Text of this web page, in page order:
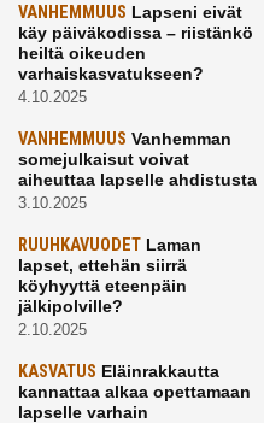
VANHEMMUUS Lapseni eivät
käy päiväkodissa – riistänkö
heiltä oikeuden
varhaiskasvatukseen?
4.10.2025
VANHEMMUUS Vanhemman
somejulkaisut voivat
aiheuttaa lapselle ahdistusta
3.10.2025
RUUHKAVUODET Laman
lapset, ettehän siirrä
köyhyyttä eteenpäin
jälkipolville?
2.10.2025
KASVATUS Eläinrakkautta
kannattaa alkaa opettamaan
lapselle varhain